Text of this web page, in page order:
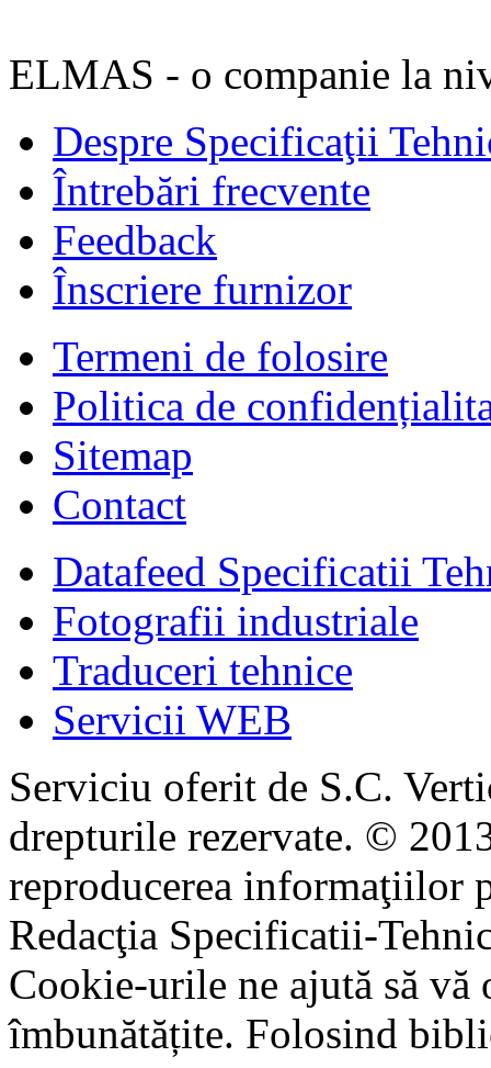
ELMAS - o companie la
Despre Specificaţii
Întrebări frecvente
Feedback
Înscriere furnizor
Termeni de folosire
Politica de
Sitemap
Contact
Datafeed Specificatii
Fotografii industriale
Traduceri tehnice
Servicii WEB
Serviciu oferit de S.C.
drepturile rezervate. ©
reproducerea informaţiilor
Redacţia Specificatii-
Cookie-urile ne ajută să
îmbunătățite. Folosind